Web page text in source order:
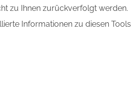
zu Ihnen zurückverfolgt werden.
Informationen zu diesen Tools